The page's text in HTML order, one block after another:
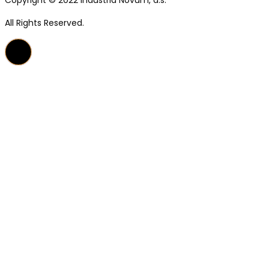
All Rights Reserved.